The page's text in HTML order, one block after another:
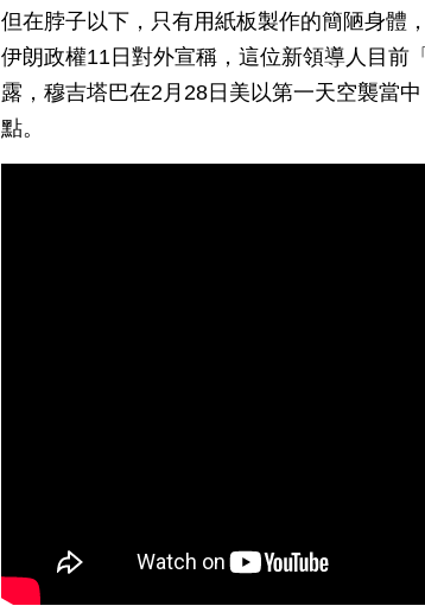
但在脖子以下，只有用紙板製作的簡陋身體
伊朗政權11日對外宣稱，這位新領導人目前
露，穆吉塔巴在2月28日美以第一天空襲當
點。